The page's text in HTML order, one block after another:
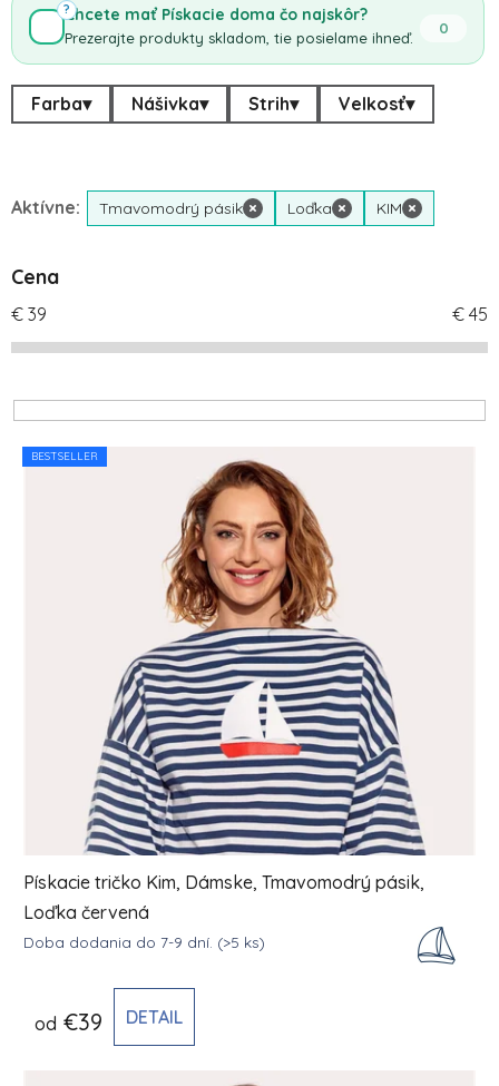
Chcete mať Pískacie doma čo najskôr?
Prezerajte produkty skladom, tie posielame ihneď.
0
?
Farba▾ Nášivka▾ Strih▾ Velkosť▾
Aktívne: Tmavomodrý pásik × Loďka × KIM ×
Cena
€ 39 € 45
Výpis produktov
BESTSELLER
Pískacie tričko Kim, Dámske, Tmavomodrý pásik,
Loďka červená
Doba dodania do 7-9 dní. (>5 ks)
od €39 DETAIL